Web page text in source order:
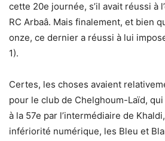
cette 20e journée, s’il avait réussi à
RC Arbaâ. Mais finalement, et bien
onze, ce dernier a réussi à lui
1).
Certes, les choses avaient
pour le club de Chelghoum-Laïd,
à la 57e par l’intermédiaire de
infériorité numérique, les Bleu et